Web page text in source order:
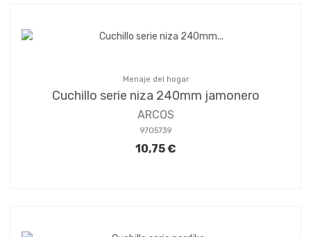
Menaje del hogar
Cuchillo serie niza 240mm jamonero
ARCOS
9705739
10,75 €